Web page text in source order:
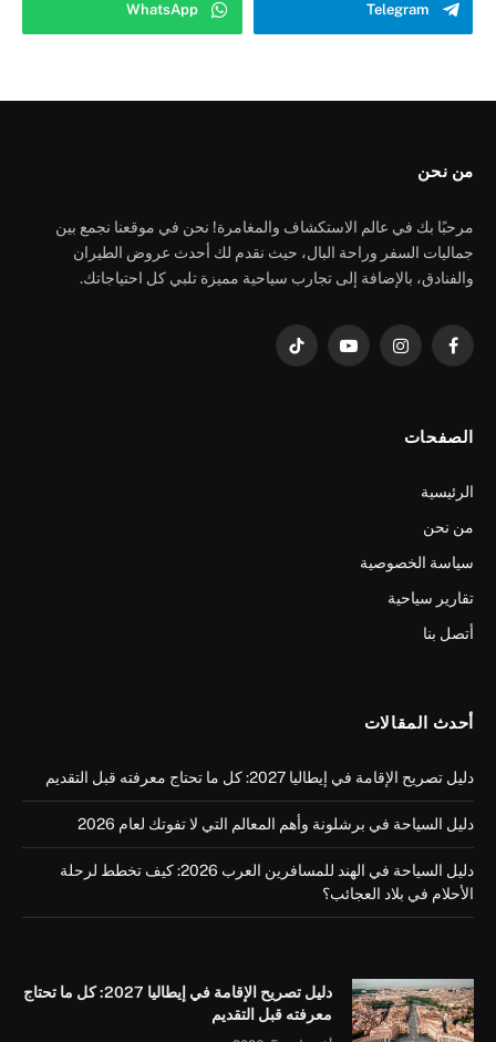
Telegram
WhatsApp
من نحن
مرحبًا بك في عالم الاستكشاف والمغامرة! نحن في موقعنا نجمع بين
جماليات السفر وراحة البال، حيث نقدم لك أحدث عروض الطيران
والفنادق، بالإضافة إلى تجارب سياحية مميزة تلبي كل احتياجاتك.
فيسبوكالانستغراميوتيوب تيكتوك
الصفحات
الرئيسية
من نحن
سياسة الخصوصية
تقارير سياحية
أتصل بنا
أحدث المقالات
دليل تصريح الإقامة في إيطاليا 2027: كل ما تحتاج معرفته قبل التقديم
دليل السياحة في برشلونة وأهم المعالم التي لا تفوتك لعام 2026
دليل السياحة في الهند للمسافرين العرب 2026: كيف تخطط لرحلة
الأحلام في بلاد العجائب؟
دليل تصريح الإقامة في إيطاليا 2027: كل ما تحتاج
معرفته قبل التقديم